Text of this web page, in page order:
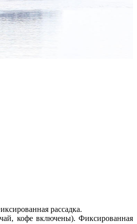
рассадка.
кофе включены). Фиксированная